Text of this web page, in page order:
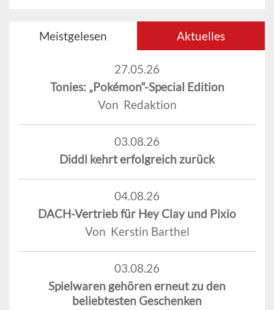
Meistgelesen Aktuelles
27.05.26
Tonies: „Pokémon“-Special Edition
Von Redaktion
03.08.26
Diddl kehrt erfolgreich zurück
04.08.26
DACH-Vertrieb für Hey Clay und Pixio
Von Kerstin Barthel
03.08.26
Spielwaren gehören erneut zu den
beliebtesten Geschenken